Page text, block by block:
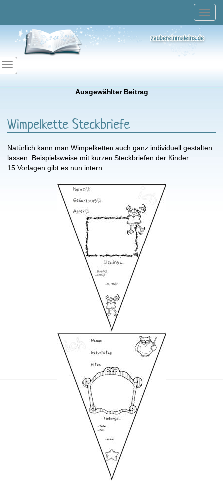
Ausgewählter Beitrag
Wimpelkette Steckbriefe
Natürlich kann man Wimpelketten auch ganz individuell gestalten
lassen. Beispielsweise mit kurzen Steckbriefen der Kinder.
15 Vorlagen gibt es nun intern: